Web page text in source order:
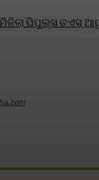
ପିପୁଲ୍ସ ଚଏସ୍